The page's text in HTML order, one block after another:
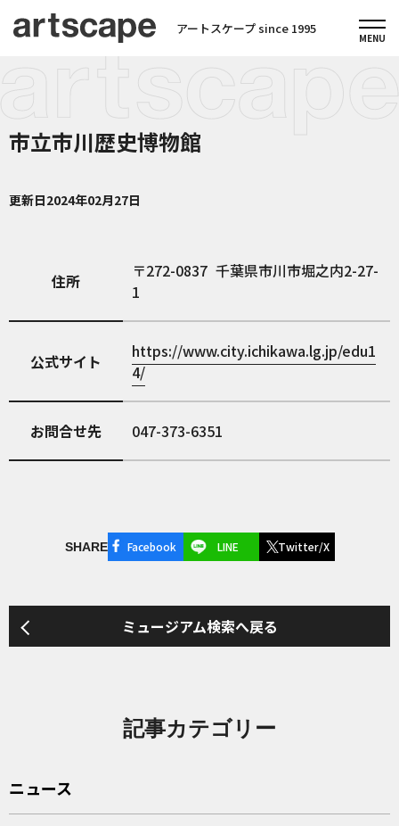
アートスケープ since 1995
市立市川歴史博物館
更新日2024年02月27日
住所 272-0837 千葉県市川市堀之内2-27-
1
公式サイト
https://www.city.ichikawa.lg.jp/edu1
4/
お問合せ先 047-373-6351
SHARE Facebook LINE Twitter/X
ミュージアム検索へ戻る
記事カテゴリー
ニュース